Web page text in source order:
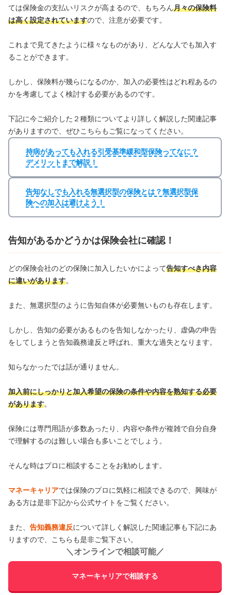
ては保険金の支払いリスクが高まるので、もちろん月々の保険料
は高く設定されていますので、注意が必要です。
これまで見てきたように様々なものがあり、どんな人でも加入す
ることができます。
しかし、保険料が幾らになるのか、加入の必要性はどれ程あるの
かを考慮してよく検討する必要があるのです。
下記に今ご紹介した２種類についてより詳しく解説した関連記事
がありますので、ぜひこちらもご覧になってください。
持病があっても入れる引受基準緩和型保険ってなに？
デメリットまで解説！
告知なしでも入れる無選択型の保険とは？無選択型保
険への加入は避けよう！
告知があるかどうかは保険会社に確認！
どの保険会社のどの保険に加入したいかによって告知すべき内容
に違いがあります。
また、無選択型のように告知自体が必要無いものも存在します。
しかし、告知の必要があるものを告知しなかったり、虚偽の申告
をしてしまうと告知義務違反と呼ばれ、重大な過失となります。
知らなかったでは話が通りません。
加入前にしっかりと加入希望の保険の条件や内容を熟知する必要
があります。
保険には専門用語が多数あったり、内容や条件が複雑で自分自身
で理解するのは難しい場合も多いことでしょう。
そんな時はプロに相談することをお勧めします。
マネーキャリアでは保険のプロに気軽に相談できるので、興味が
ある方は是非下記から公式サイトをご覧ください。
また、 告知義務違反について詳しく解説した関連記事も下記にあ
りますので、こちらも是非ご覧下さい。
＼ オンラインで相談可能／
マネーキャリアで相談する